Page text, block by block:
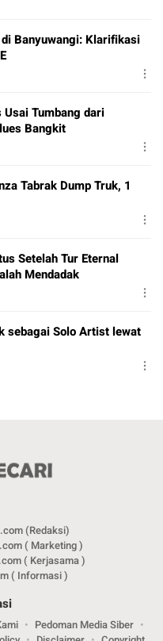
di Banyuwangi: Klarifikasi
Tumbang dari
Bangkit
Tabrak Dump Truk, 1
Setelah Tur Eternal
Mendadak
sebagai Solo Artist lewat
(Redaksi)
( Marketing )
( Kerjasama )
( Informasi )
Pedoman Media Siber